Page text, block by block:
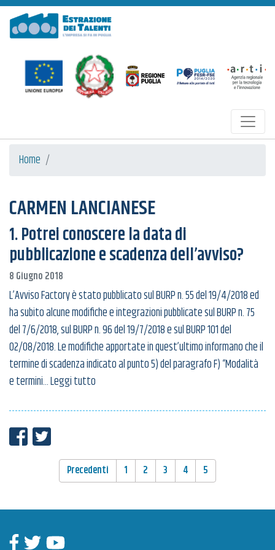
Estrazione dei Talenti
Home
CARMEN LANCIANESE
1. Potrei conoscere la data di
pubblicazione e scadenza dell’avviso?
8 Giugno 2018
L’Avviso Factory è stato pubblicato sul BURP n. 55 del 19/4/2018 ed
ha subito alcune modifiche e integrazioni pubblicate sul BURP n. 75
del 7/6/2018, sul BURP n. 96 del 19/7/2018 e sul BURP 101 del
02/08/2018. Le modifiche apportate in quest’ultimo informano che il
termine di scadenza indicato al punto 5) del paragrafo F) “Modalità
e termini… Leggi tutto
Condividi su Facebook
Condividi su Twitter
PAGINAZIONE
Precedenti 1 2 3 4 5
Facebook
Twitter Youtube